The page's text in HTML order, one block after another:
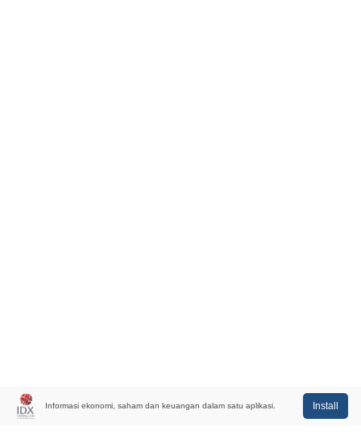
Informasi ekonomi, saham dan keuangan dalam satu aplikasi. Install